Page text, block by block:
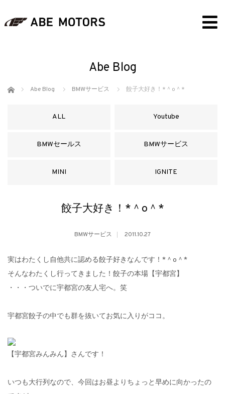
Abe Blog
ホーム Abe Blog BMWサービス 餃子大好き！*＾o＾*
ALL Youtube
BMWセールス BMWサービス
MINI IGNITE
餃子大好き！*＾o＾*
BMWサービス 2011.10.27
実はわたくし自他共に認める餃子好きなんです！*＾o＾*
そんなわたくし行ってきました！餃子の本場【宇都宮】
・・・ついでに宇都宮の友人宅へ。笑
宇都宮餃子の中でも群を抜いてお気に入りがココ。
【宇都宮みんみん】さんです！
いつも大行列なので、今回はお昼よりちょっと早めに向かったの